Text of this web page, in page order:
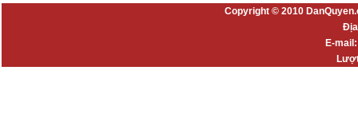
Copyright © 2010
E-